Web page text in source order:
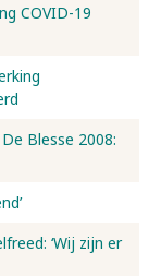
COVID-19
Blesse 2008:
‘Wij zijn er